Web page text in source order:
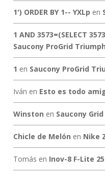
1') ORDER BY 1-- YXLp en
1 AND 3573=(SELECT
Saucony ProGrid
1 en Saucony ProGrid
Iván en Esto es todo
Winston en Saucony
Chicle de Melón en Nike
Tomás en Inov-8 F-Lite